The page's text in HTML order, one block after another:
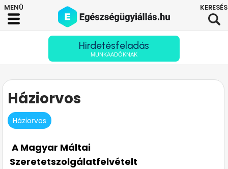
Hirdetésfeladás
MUNKAADÓKNAK
Háziorvos
Háziorvos
A Magyar Máltai
Szeretetszolgálatfelvételt